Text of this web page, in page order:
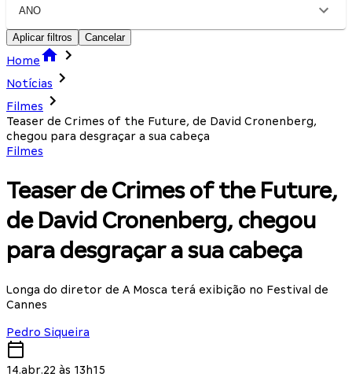
ANO
Aplicar filtros Cancelar
Home
Notícias
Filmes
Teaser de Crimes of the Future, de David Cronenberg,
chegou para desgraçar a sua cabeça
Filmes
Teaser de Crimes of the Future,
de David Cronenberg, chegou
para desgraçar a sua cabeça
Longa do diretor de A Mosca terá exibição no Festival de
Cannes
Pedro Siqueira
14.abr.22 às 13h15